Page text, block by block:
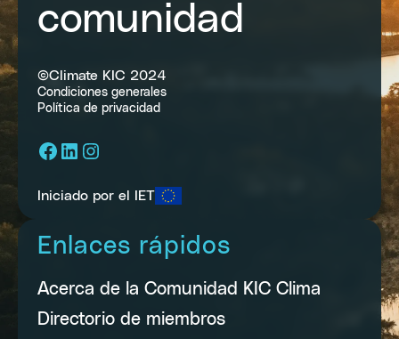
comunidad
©Climate KIC 2024
Condiciones generales
Política de privacidad
Facebook
LinkedIn
Instagram
Iniciado por el IET
Enlaces rápidos
Acerca de la Comunidad KIC Clima
Directorio de miembros